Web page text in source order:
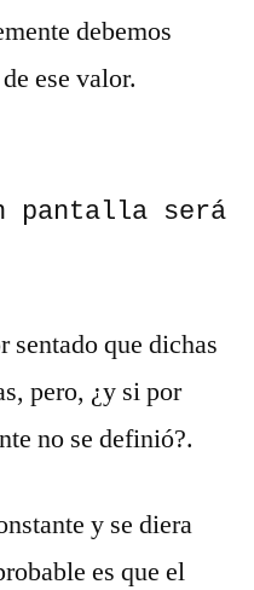
debemos
ese valor.
pantalla será
sentado que dichas
pero, ¿y si por
no se definió?.
y se diera
es que el